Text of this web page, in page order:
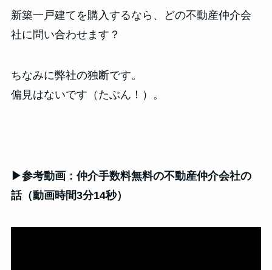
新築一戸建てを購入するなら、どの不動産仲介会
社に問い合わせます？
ちなみに弊社の独断です。
偏見はないです（たぶん！）。
▶参考動画：仲介手数料無料の不動産仲介会社の
話（動画時間3分14秒）